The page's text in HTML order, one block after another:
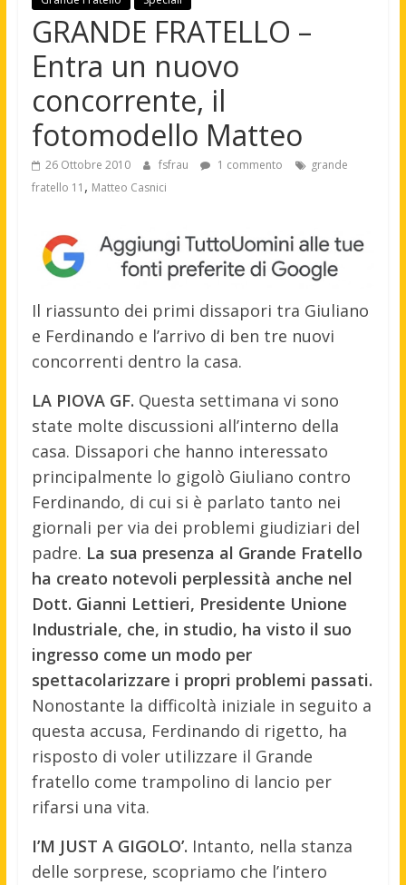
GRANDE FRATELLO –
Entra un nuovo
concorrente, il
fotomodello Matteo
26 Ottobre 2010 fsfrau 1 commento
grande
fratello 11 , Matteo Casnici
Il riassunto dei primi dissapori tra Giuliano
e Ferdinando e l’arrivo di ben tre nuovi
concorrenti dentro la casa.
LA PIOVA GF. Questa settimana vi sono
state molte discussioni all’interno della
casa. Dissapori che hanno interessato
principalmente lo gigolò Giuliano contro
Ferdinando, di cui si è parlato tanto nei
giornali per via dei problemi giudiziari del
padre. La sua presenza al Grande Fratello
ha creato notevoli perplessità anche nel
Dott. Gianni Lettieri, Presidente Unione
Industriale, che, in studio, ha visto il suo
ingresso come un modo per
spettacolarizzare i propri problemi passati.
Nonostante la difficoltà iniziale in seguito a
questa accusa, Ferdinando di rigetto, ha
risposto di voler utilizzare il Grande
fratello come trampolino di lancio per
rifarsi una vita.
I’M JUST A GIGOLO’. Intanto, nella stanza
delle sorprese, scopriamo che l’intero